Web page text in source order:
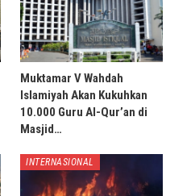
Muktamar V Wahdah
Islamiyah Akan Kukuhkan
10.000 Guru Al-Qur’an di
Masjid…
INTERNASIONAL